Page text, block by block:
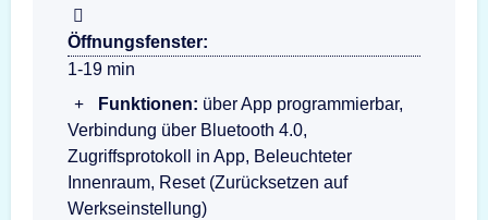
Öffnungsfenster:
1-19 min
Funktionen: über App programmierbar,
Verbindung über Bluetooth 4.0,
Zugriffsprotokoll in App, Beleuchteter
Innenraum, Reset (Zurücksetzen auf
Werkseinstellung)